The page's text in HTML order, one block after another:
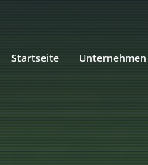
Startseite Unternehmen